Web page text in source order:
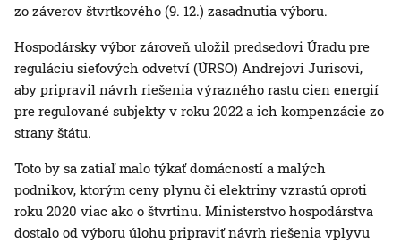
zo záverov štvrtkového (9. 12.) zasadnutia výboru.
Hospodársky výbor zároveň uložil predsedovi Úradu pre
reguláciu sieťových odvetví (ÚRSO) Andrejovi Jurisovi,
aby pripravil návrh riešenia výrazného rastu cien energií
pre regulované subjekty v roku 2022 a ich kompenzácie zo
strany štátu.
Toto by sa zatiaľ malo týkať domácností a malých
podnikov, ktorým ceny plynu či elektriny vzrastú oproti
roku 2020 viac ako o štvrtinu. Ministerstvo hospodárstva
dostalo od výboru úlohu pripraviť návrh riešenia vplyvu